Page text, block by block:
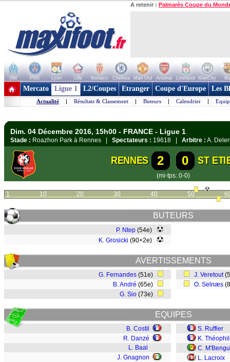
A retenir : Palmarès Coupe du
OM PSG Lyon Lille Monaco Chelsea Man Utd Arsenal Liverpool ManCity
+ de clubs
Mercato Ligue 1 L2/Coupes Etranger Coupe d'Europe Les
Actualité | Résultats & Classement | Buteurs | Calendrier |
Dim. 04 Décembre 2016, 15h00 - FRANCE - Ligue 1
Stade : Roazhon Park à Rennes | Spectateurs : 19618 | Arbitre : A.
RENNES 2 0 ST
(mi-tps: 0-0)
1 10 20 30 40 50
BUTEURS
P. Ntep (54e)
K. Grosicki (90+2e)
AVERTISSEMENTS
G. Fernandes (51e)
B. André (65e)
G. Sio (73e)
J. Veretout
O. Selnæs
EQUIPES
B. Costil
R. Danzé
L. Baal
J. Gnagnon
S. Ruffier
K.
C.
L. Lacroix